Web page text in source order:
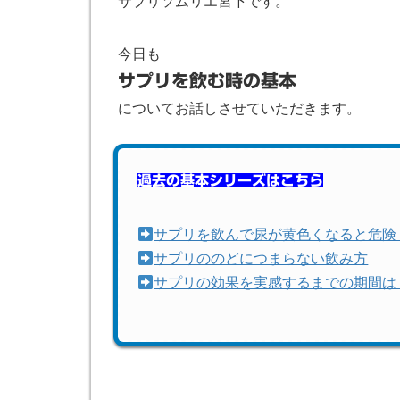
今日も
サプリを飲む時の基本
についてお話しさせていただきます。
過去の基本シリーズはこちら
サプリを飲んで尿が黄色くなると危
サプリののどにつまらない飲み方
サプリの効果を実感するまでの期間